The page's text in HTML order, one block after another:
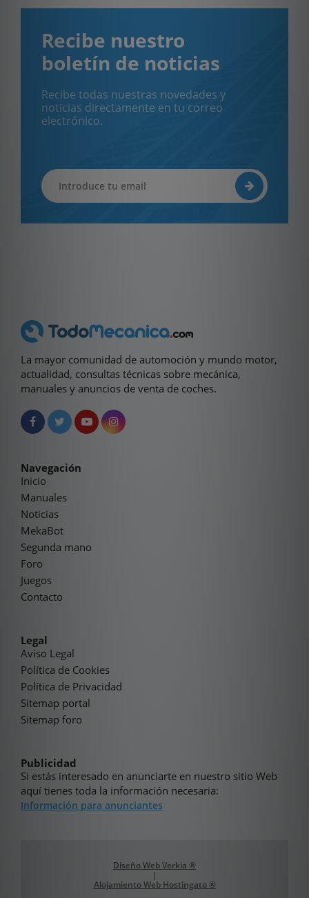
Recibe nuestro
boletín de noticias
Recibe todas nuestras novedades y
noticias directamente en tu correo
electrónico.
La mayor comunidad de automoción y mundo motor,
actualidad, consultas técnicas sobre mecánica,
manuales y anuncios de venta de coches.
Navegación
Inicio
Manuales
Noticias
MekaBot
Segunda mano
Foro
Juegos
Contacto
Legal
Aviso Legal
Política de Cookies
Política de Privacidad
Sitemap portal
Sitemap foro
Publicidad
Si estás interesado en anunciarte en nuestro sitio Web
aquí tienes toda la información necesaria:
Información para anunciantes
Diseño Web Verkia ®
|
Alojamiento Web Hostingato ®